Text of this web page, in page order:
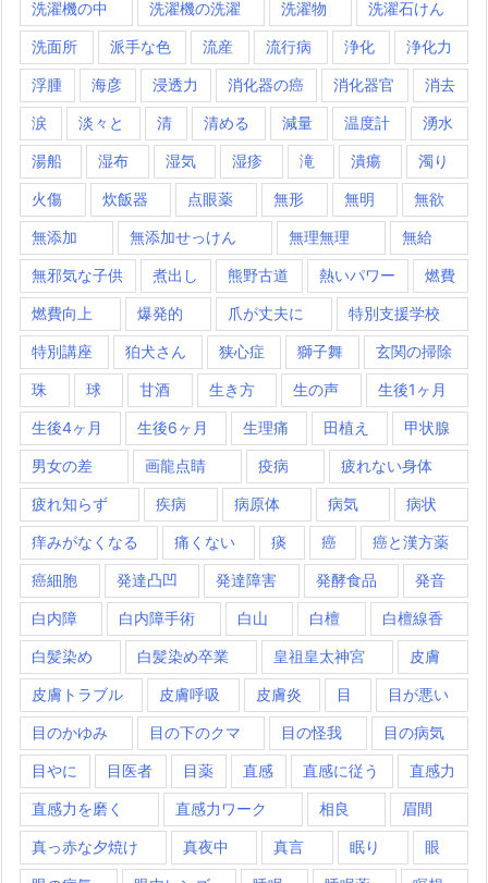
洗濯機の中 洗濯機の洗濯 洗濯物 洗濯石けん
洗面所 派手な色 流産 流行病 浄化 浄化力
浮腫 海彦 浸透力 消化器の癌 消化器官 消去
涙 淡々と 清 清める 減量 温度計 湧水
湯船 湿布 湿気 湿疹 滝 潰瘍 濁り
火傷 炊飯器 点眼薬 無形 無明 無欲
無添加 無添加せっけん 無理無理 無給
無邪気な子供 煮出し 熊野古道 熱いパワー 燃費
燃費向上 爆発的 爪が丈夫に 特別支援学校
特別講座 狛犬さん 狭心症 獅子舞 玄関の掃除
珠 球 甘酒 生き方 生の声 生後1ヶ月
生後4ヶ月 生後6ヶ月 生理痛 田植え 甲状腺
男女の差 画龍点睛 疫病 疲れない身体
疲れ知らず 疾病 病原体 病気 病状
痒みがなくなる 痛くない 痰 癌 癌と漢方薬
癌細胞 発達凸凹 発達障害 発酵食品 発音
白内障 白内障手術 白山 白檀 白檀線香
白髪染め 白髪染め卒業 皇祖皇太神宮 皮膚
皮膚トラブル 皮膚呼吸 皮膚炎 目 目が悪い
目のかゆみ 目の下のクマ 目の怪我 目の病気
目やに 目医者 目薬 直感 直感に従う 直感力
直感力を磨く 直感力ワーク 相良 眉間
真っ赤な夕焼け 真夜中 真言 眠り 眼